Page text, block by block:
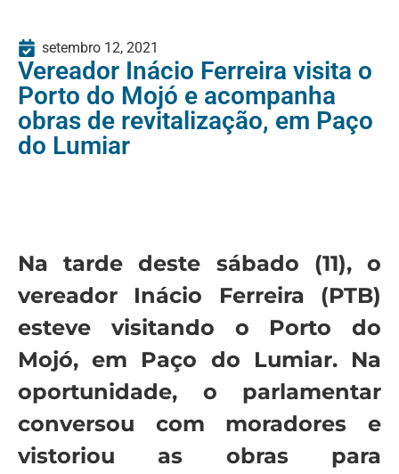
setembro 12, 2021
Vereador Inácio Ferreira visita o
Porto do Mojó e acompanha
obras de revitalização, em Paço
do Lumiar
Na tarde deste sábado (11), o
vereador Inácio Ferreira (PTB)
esteve visitando o Porto do
Mojó, em Paço do Lumiar. Na
oportunidade, o parlamentar
conversou com moradores e
vistoriou as obras para